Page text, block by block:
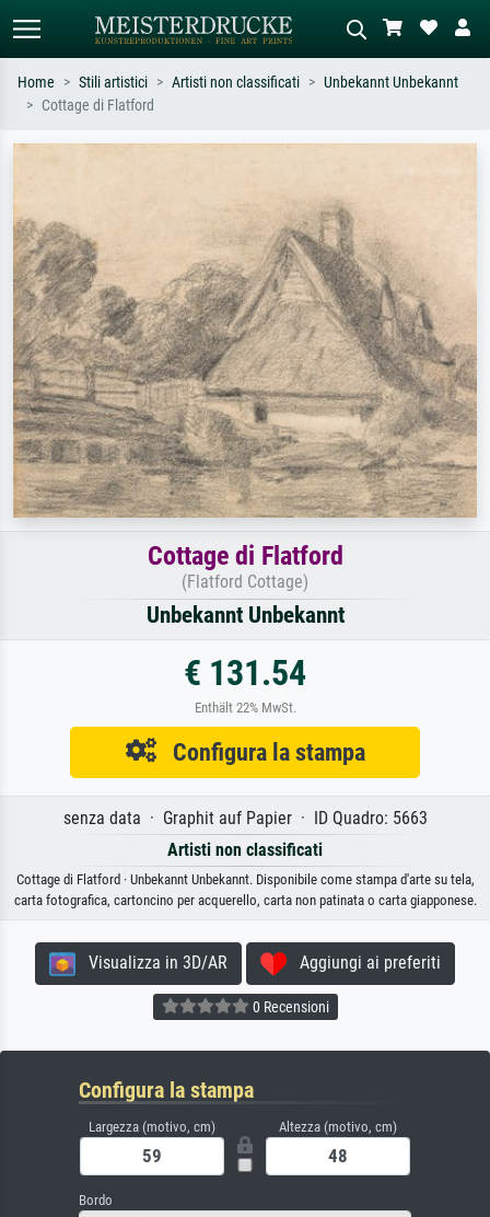
olio scuro, nudo in piedi vicino a un
albero.
Home Stili artistici Artisti non classificati
Unbekannt Unbekannt
Cottage di Flatford
Cottage di Flatford
(Flatford Cottage)
Unbekannt Unbekannt
€ 131.54
Enthält 22% MwSt.
Configura la stampa
senza data · Graphit auf Papier · ID Quadro: 5663
Artisti non classificati
Cottage di Flatford · Unbekannt Unbekannt. Disponibile come stampa d'arte su tela,
carta fotografica, cartoncino per acquerello, carta non patinata o carta giapponese.
Visualizza in 3D/AR Aggiungi ai preferiti
0 Recensioni
Configura la stampa
Largezza (motivo, cm) Altezza (motivo, cm)
Bordo